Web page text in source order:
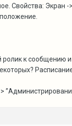
Свойства: Экран
к сообщению